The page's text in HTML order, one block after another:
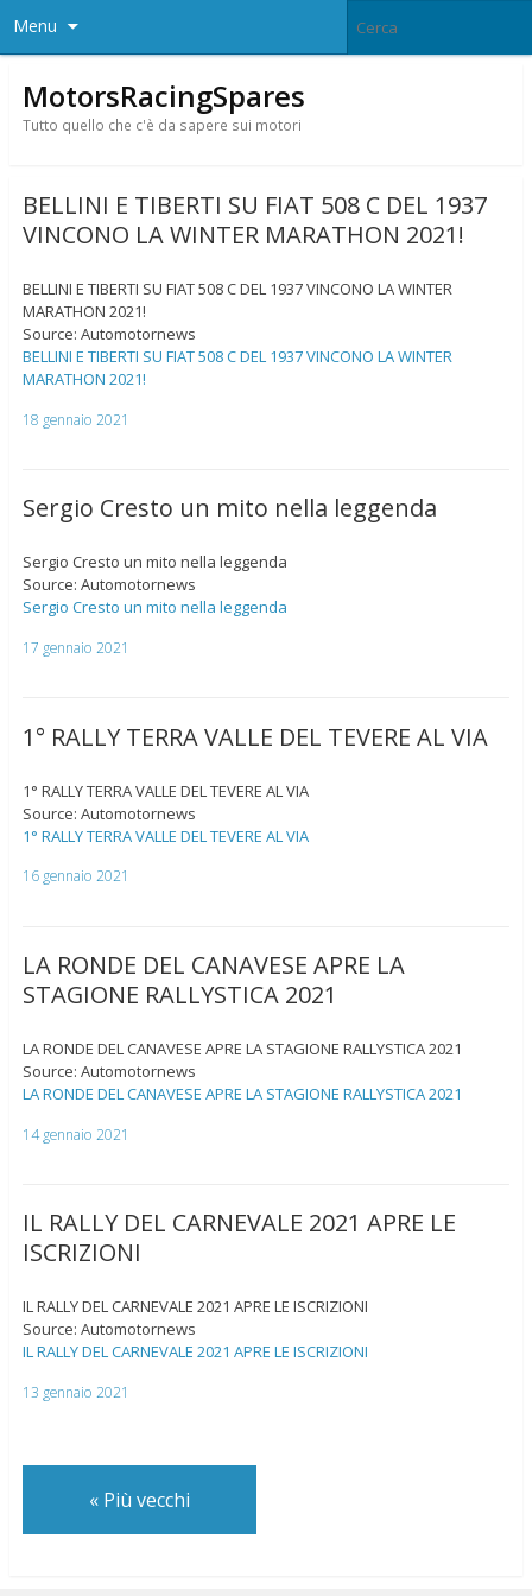
Menu
MotorsRacingSpares
Tutto quello che c'è da sapere sui motori
BELLINI E TIBERTI SU FIAT 508 C DEL 1937
VINCONO LA WINTER MARATHON 2021!
BELLINI E TIBERTI SU FIAT 508 C DEL 1937 VINCONO LA WINTER
MARATHON 2021!
Source: Automotornews
BELLINI E TIBERTI SU FIAT 508 C DEL 1937 VINCONO LA WINTER
MARATHON 2021!
18 gennaio 2021
Sergio Cresto un mito nella leggenda
Sergio Cresto un mito nella leggenda
Source: Automotornews
Sergio Cresto un mito nella leggenda
17 gennaio 2021
1° RALLY TERRA VALLE DEL TEVERE AL VIA
1° RALLY TERRA VALLE DEL TEVERE AL VIA
Source: Automotornews
1° RALLY TERRA VALLE DEL TEVERE AL VIA
16 gennaio 2021
LA RONDE DEL CANAVESE APRE LA
STAGIONE RALLYSTICA 2021
LA RONDE DEL CANAVESE APRE LA STAGIONE RALLYSTICA 2021
Source: Automotornews
LA RONDE DEL CANAVESE APRE LA STAGIONE RALLYSTICA 2021
14 gennaio 2021
IL RALLY DEL CARNEVALE 2021 APRE LE
ISCRIZIONI
IL RALLY DEL CARNEVALE 2021 APRE LE ISCRIZIONI
Source: Automotornews
IL RALLY DEL CARNEVALE 2021 APRE LE ISCRIZIONI
13 gennaio 2021
«Più vecchi